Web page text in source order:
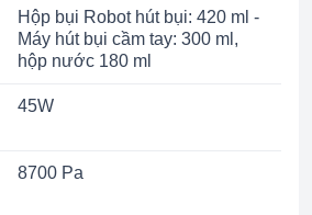
Hộp bụi Robot hút bụi: 420 ml -
Máy hút bụi cầm tay: 300 ml,
hộp nước 180 ml
45W
8700 Pa